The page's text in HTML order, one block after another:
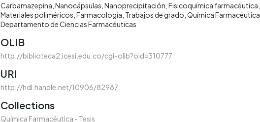
Carbamazepina Nanocápsulas Nanoprecipitación Fisicoquímica farmacéutica
Materiales poliméricos Farmacología Trabajos de grado Química Farmacéutica
Departamento de Ciencias Farmacéuticas
OLIB
http://biblioteca2.icesi.edu.co/cgi-olib?oid=310777
URI
http://hdl.handle.net/10906/82987
Collections
Química Farmacéutica - Tesis